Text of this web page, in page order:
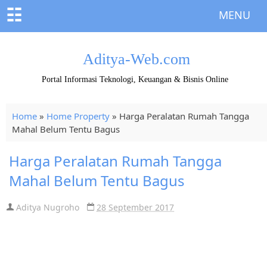
☷ MENU
Aditya-Web.com
Portal Informasi Teknologi, Keuangan & Bisnis Online
Home » Home Property » Harga Peralatan Rumah Tangga
Mahal Belum Tentu Bagus
Harga Peralatan Rumah Tangga
Mahal Belum Tentu Bagus
Aditya Nugroho 28 September 2017